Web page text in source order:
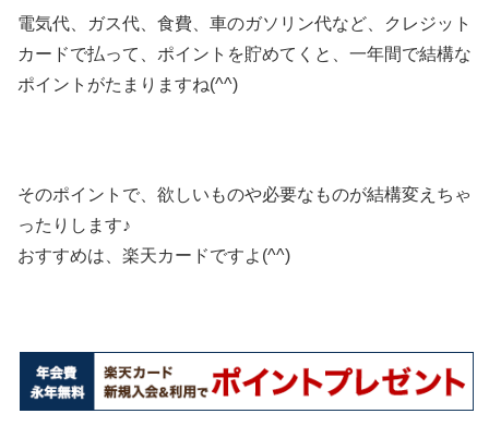
電気代、ガス代、食費、車のガソリン代など、クレジット
カードで払って、ポイントを貯めてくと、一年間で結構な
ポイントがたまりますね(^^)
そのポイントで、欲しいものや必要なものが結構変えちゃ
ったりします♪
おすすめは、楽天カードですよ(^^)